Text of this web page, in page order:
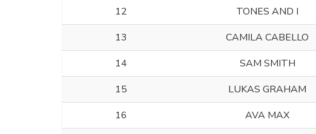
12
TONES AND I
13
CAMILA CABELLO
14
SAM SMITH
15
LUKAS GRAHAM
16
AVA MAX